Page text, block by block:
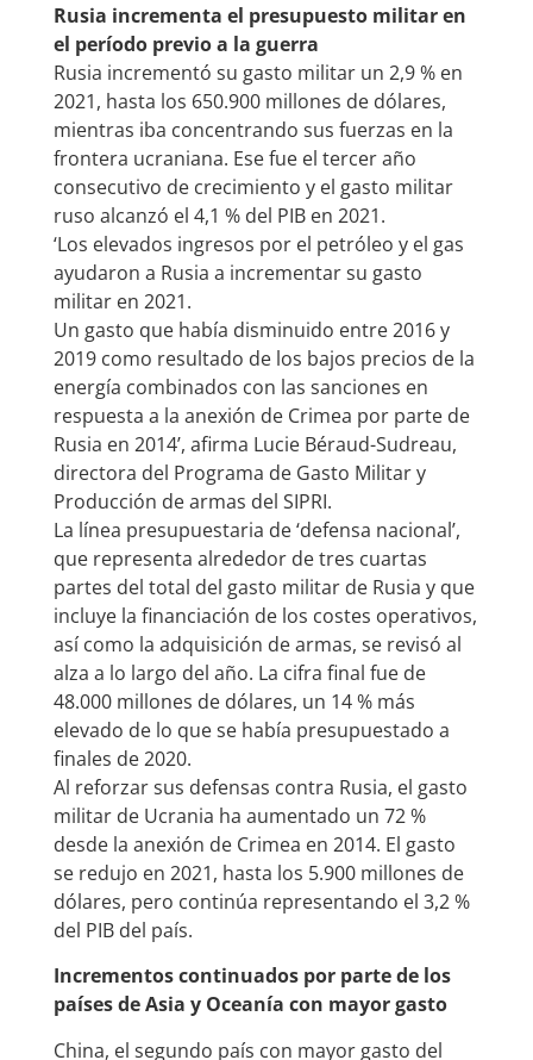
Rusia incrementa el presupuesto militar en
el período previo a la guerra
Rusia incrementó su gasto militar un 2,9 % en
2021, hasta los 650.900 millones de dólares,
mientras iba concentrando sus fuerzas en la
frontera ucraniana. Ese fue el tercer año
consecutivo de crecimiento y el gasto militar
ruso alcanzó el 4,1 % del PIB en 2021.
‘Los elevados ingresos por el petróleo y el gas
ayudaron a Rusia a incrementar su gasto
militar en 2021.
Un gasto que había disminuido entre 2016 y
2019 como resultado de los bajos precios de la
energía combinados con las sanciones en
respuesta a la anexión de Crimea por parte de
Rusia en 2014’, afirma Lucie Béraud-Sudreau,
directora del Programa de Gasto Militar y
Producción de armas del SIPRI.
La línea presupuestaria de ‘defensa nacional’,
que representa alrededor de tres cuartas
partes del total del gasto militar de Rusia y que
incluye la financiación de los costes operativos,
así como la adquisición de armas, se revisó al
alza a lo largo del año. La cifra final fue de
48.000 millones de dólares, un 14 % más
elevado de lo que se había presupuestado a
finales de 2020.
Al reforzar sus defensas contra Rusia, el gasto
militar de Ucrania ha aumentado un 72 %
desde la anexión de Crimea en 2014. El gasto
se redujo en 2021, hasta los 5.900 millones de
dólares, pero continúa representando el 3,2 %
del PIB del país.
Incrementos continuados por parte de los
países de Asia y Oceanía con mayor gasto
China, el segundo país con mayor gasto del